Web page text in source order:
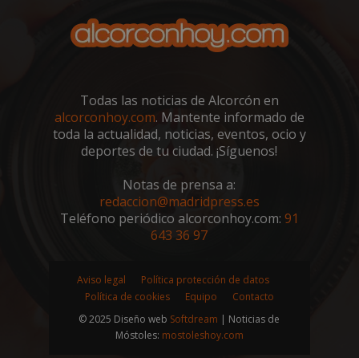
Todas las noticias de Alcorcón en
alcorconhoy.com. Mantente informado de
toda la actualidad, noticias, eventos, ocio y
deportes de tu ciudad. ¡Síguenos!
Notas de prensa a:
redaccion@madridpress.es
Teléfono periódico alcorconhoy.com: 91
643 36 97
Aviso legal
Política protección de datos
Política de cookies
Equipo
Contacto
© 2025 Diseño web Softdream | Noticias de
Móstoles: mostoleshoy.com
sp_t
.spotify.com